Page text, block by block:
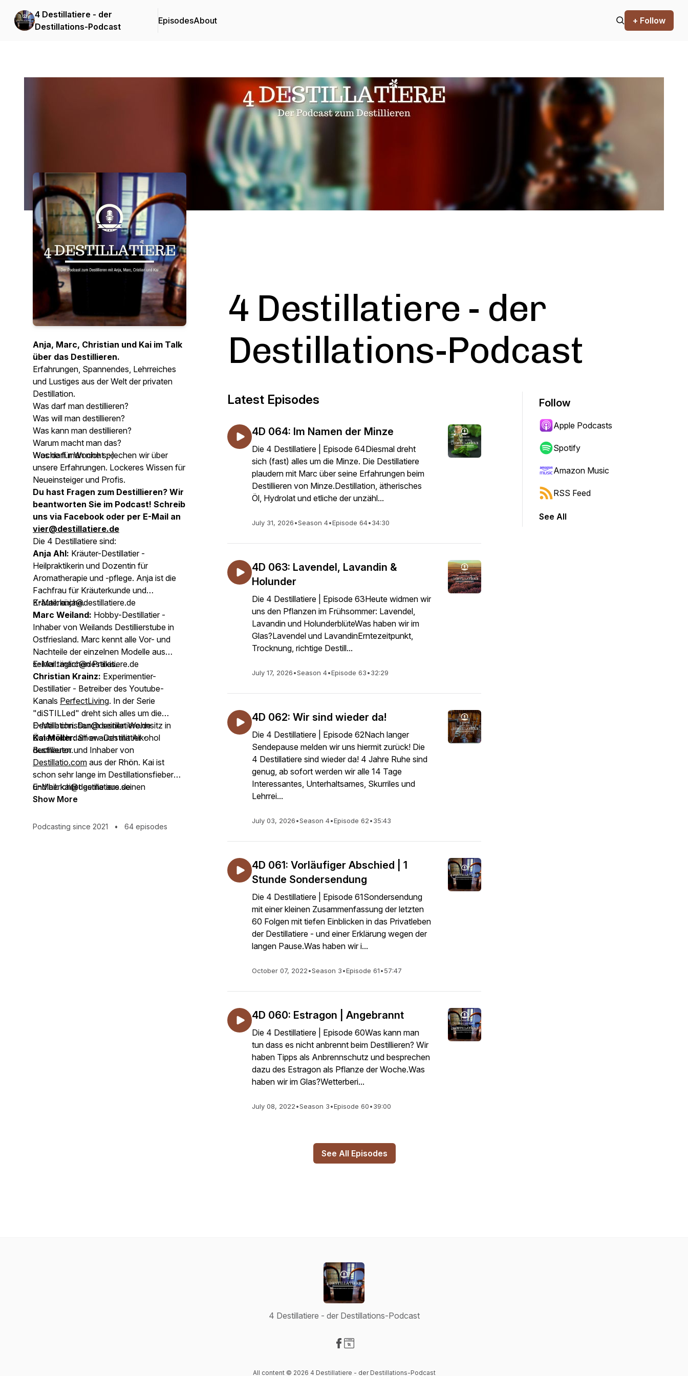
4 Destillatiere - der
Destillations-Podcast
EpisodesAbout + Follow
Anja, Marc, Christian und Kai im Talk
über das Destillieren.
Erfahrungen, Spannendes, Lehrreiches
und Lustiges aus der Welt der privaten
Destillation.
Was darf man destillieren?
Was will man destillieren?
Was kann man destillieren?
Warum macht man das?
Was darf man nicht ;-)
Woche für Woche sprechen wir über
unsere Erfahrungen. Lockeres Wissen für
Neueinsteiger und Profis.
Du hast Fragen zum Destillieren? Wir
beantworten Sie im Podcast! Schreib
uns via Facebook oder per E-Mail an
vier@destillatiere.de
Die 4 Destillatiere sind:
Anja Ahl: Kräuter-Destillatier -
Heilpraktikerin und Dozentin für
Aromatherapie und -pflege. Anja ist die
Fachfrau für Kräuterkunde und
Kräuterküche.
E-Mail: anja@destillatiere.de
Marc Weiland: Hobby-Destillatier -
Inhaber von Weilands Destillierstube in
Ostfriesland. Marc kennt alle Vor- und
Nachteile der einzelnen Modelle aus
seiner täglichen Praxis.
E-Mail: marc@destillatiere.de
Christian Krainz: Experimentier-
Destillatier - Betreiber des Youtube-
Kanals PerfectLiving. In der Serie
"diSTILLed" dreht sich alles um die
Destillation. Durch seinen Wohnsitz in
Österreich darf er auch mit Alkohol
destillieren.
E-Mail: christian@destillatiere.de
Kai Möller:Show-Destillatier -
Buchautor und Inhaber von
Destillatio.com aus der Rhön. Kai ist
schon sehr lange im Destillationsfieber
und berichtet gerne aus seinen
Erfahrungen.
E-Mail: kai@destillatiere.de
Show More
Podcasting since 2021 • 64 episodes
4 Destillatiere - der
Destillations-Podcast
Latest Episodes
4D 064: Im Namen der Minze
Die 4 Destillatiere | Episode 64Diesmal dreht
sich (fast) alles um die Minze. Die Destillatiere
plaudern mit Marc über seine Erfahrungen beim
Destillieren von Minze.Destillation, ätherisches
Öl, Hydrolat und etliche der unzähl...
July 31, 2026•Season 4•Episode 64•34:30
4D 063: Lavendel, Lavandin &
Holunder
Die 4 Destillatiere | Episode 63Heute widmen wir
uns den Pflanzen im Frühsommer: Lavendel,
Lavandin und HolunderblüteWas haben wir im
Glas?Lavendel und LavandinErntezeitpunkt,
Trocknung, richtige Destill...
July 17, 2026•Season 4•Episode 63•32:29
4D 062: Wir sind wieder da!
Die 4 Destillatiere | Episode 62Nach langer
Sendepause melden wir uns hiermit zurück! Die
4 Destillatiere sind wieder da! 4 Jahre Ruhe sind
genug, ab sofort werden wir alle 14 Tage
Interessantes, Unterhaltsames, Skurriles und
Lehrrei...
July 03, 2026•Season 4•Episode 62•35:43
4D 061: Vorläufiger Abschied | 1
Stunde Sondersendung
Die 4 Destillatiere | Episode 61Sondersendung
mit einer kleinen Zusammenfassung der letzten
60 Folgen mit tiefen Einblicken in das Privatleben
der Destillatiere - und einer Erklärung wegen der
langen Pause.Was haben wir i...
October 07, 2022•Season 3•Episode 61•57:47
4D 060: Estragon | Angebrannt
Die 4 Destillatiere | Episode 60Was kann man
tun dass es nicht anbrennt beim Destillieren? Wir
haben Tipps als Anbrennschutz und besprechen
dazu des Estragon als Pflanze der Woche.Was
haben wir im Glas?Wetterberi...
July 08, 2022•Season 3•Episode 60•39:00
See All Episodes
Follow
Apple Podcasts
Spotify
Amazon Music
RSS Feed
See All
4 Destillatiere - der Destillations-Podcast
All content © 2026 4 Destillatiere - der Destillations-Podcast